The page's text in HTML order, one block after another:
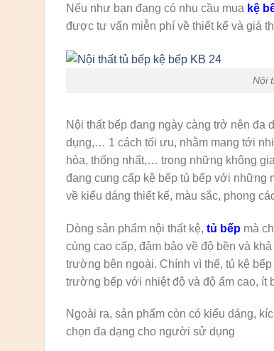
Nếu như bạn đang có nhu cầu mua kệ
được tư vấn miễn phí về thiết kế và giá
Nội
Nội thất bếp đang ngày càng trở nên đa
dụng,… 1 cách tối ưu, nhằm mang tới
hòa, thống nhất,… trong những không
đang cung cấp kệ bếp tủ bếp với những
về kiểu dáng thiết kế, màu sắc, phong
Dòng sản phẩm nội thất kệ, tủ bếpmà
cùng cao cấp, đảm bảo về độ bền và
trường bên ngoài. Chính vì thế, tủ kệ
trường bếp với nhiệt độ và độ ẩm cao, ít
Ngoài ra, sản phẩm còn có kiểu dáng,
chọn đa dạng cho người sử dụng